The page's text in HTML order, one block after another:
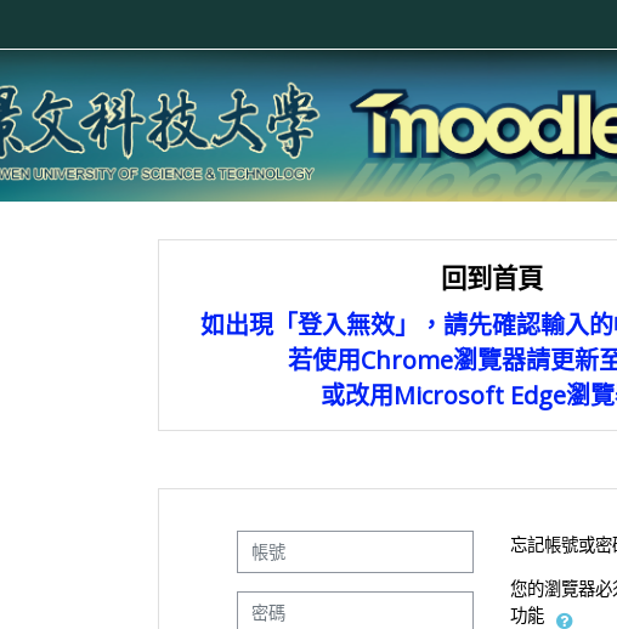
回到首頁
如出現「登入無效」，請先確認輸入
若使用Chrome瀏覽器請更新
或改用Microsoft Edge瀏覽
帳號
密碼
忘記帳號或密
您的瀏覽器
功能